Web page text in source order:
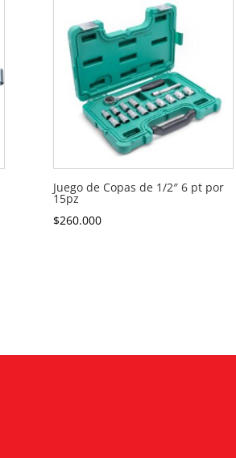
Juego de Copas de 1/2″ 6 pt por
15pz
$260.000